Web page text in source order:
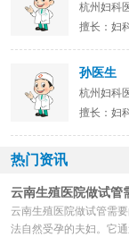
杭州妇科
擅长：妇
孙医生
杭州妇科
擅长：妇
热门资讯
云南生殖医院做试管
云南生殖医院做试管需
法自然受孕的夫妇。它